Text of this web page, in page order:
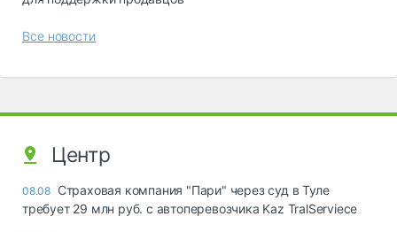
Все новости
Центр
08.08 Страховая компания "Пари" через суд в Туле
требует 29 млн руб. с автоперевозчика Kaz TralServiece